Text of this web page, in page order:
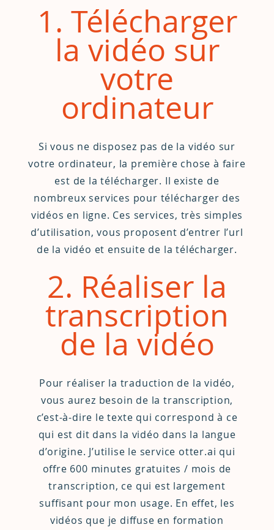
1. Télécharger
la vidéo sur
votre
ordinateur
Si vous ne disposez pas de la vidéo sur
votre ordinateur, la première chose à faire
est de la télécharger. Il existe de
nombreux services pour télécharger des
vidéos en ligne. Ces services, très simples
d’utilisation, vous proposent d’entrer l’url
de la vidéo et ensuite de la télécharger.
2. Réaliser la
transcription
de la vidéo
Pour réaliser la traduction de la vidéo,
vous aurez besoin de la transcription,
c’est-à-dire le texte qui correspond à ce
qui est dit dans la vidéo dans la langue
d’origine. J’utilise le service otter.ai qui
offre 600 minutes gratuites / mois de
transcription, ce qui est largement
suffisant pour mon usage. En effet, les
vidéos que je diffuse en formation